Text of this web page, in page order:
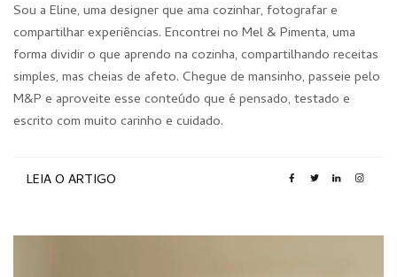
Sou a Eline, uma designer que ama cozinhar, fotografar e
compartilhar experiências. Encontrei no Mel & Pimenta, uma
forma dividir o que aprendo na cozinha, compartilhando receitas
simples, mas cheias de afeto. Chegue de mansinho, passeie pelo
M&P e aproveite esse conteúdo que é pensado, testado e
escrito com muito carinho e cuidado.
LEIA O ARTIGO